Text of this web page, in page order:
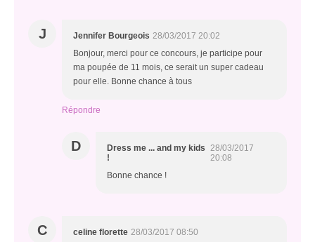
J Jennifer Bourgeois 28/03/2017 20:02
Bonjour, merci pour ce concours, je participe pour
ma poupée de 11 mois, ce serait un super cadeau
pour elle. Bonne chance à tous
Répondre
D
Dress me ... and my kids
!
28/03/2017
20:08
Bonne chance !
C celine florette 28/03/2017 08:50